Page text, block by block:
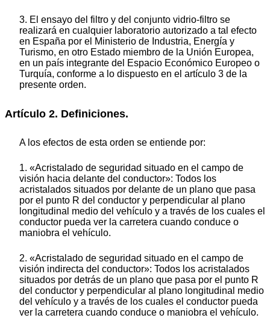
3. El ensayo del filtro y del conjunto vidrio-filtro se
realizará en cualquier laboratorio autorizado a tal efecto
en España por el Ministerio de Industria, Energía y
Turismo, en otro Estado miembro de la Unión Europea,
en un país integrante del Espacio Económico Europeo o
Turquía, conforme a lo dispuesto en el artículo 3 de la
presente orden.
Artículo 2. Definiciones.
A los efectos de esta orden se entiende por:
1. «Acristalado de seguridad situado en el campo de
visión hacia delante del conductor»: Todos los
acristalados situados por delante de un plano que pasa
por el punto R del conductor y perpendicular al plano
longitudinal medio del vehículo y a través de los cuales el
conductor pueda ver la carretera cuando conduce o
maniobra el vehículo.
2. «Acristalado de seguridad situado en el campo de
visión indirecta del conductor»: Todos los acristalados
situados por detrás de un plano que pasa por el punto R
del conductor y perpendicular al plano longitudinal medio
del vehículo y a través de los cuales el conductor pueda
ver la carretera cuando conduce o maniobra el vehículo.